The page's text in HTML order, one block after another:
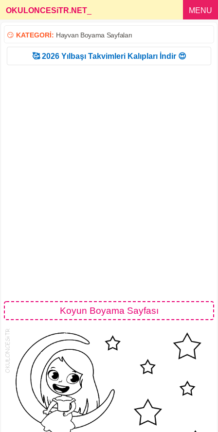
OKULONCESiTR.NET MENU
😏 KATEGORİ: Hayvan Boyama Sayfaları
🥰 2026 Yılbaşı Takvimleri Kalıpları İndir 😍
Koyun Boyama Sayfası